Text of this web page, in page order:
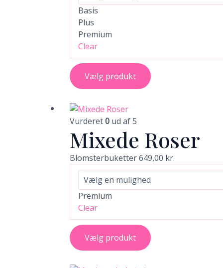
Basis
Plus
Premium
Clear
Vælg produkt
vælges
Vurderet0 ud af 5
Mixede Roser
Blomsterbuketter649,00 kr.
Premium
Clear
Vælg produkt
har
flere
varianter.
Mulighederne
vælges